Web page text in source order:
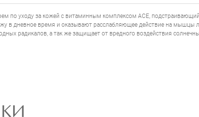
по уходу за кожей с витаминным комплексом АСЕ,
в дневное время и оказывают расслабляющее действие на мышцы
радикалов, а так же защищает от вредного воздействия